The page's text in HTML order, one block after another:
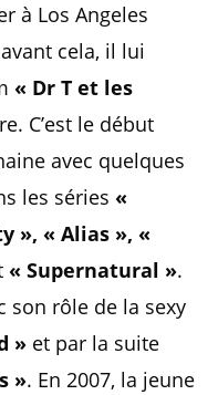
à Los Angeles
cela, il lui
« Dr T et les
C’est le début
avec quelques
les séries «
», « Alias », «
« Supernatural ».
son rôle de la sexy
» et par la suite
». En 2007, la jeune